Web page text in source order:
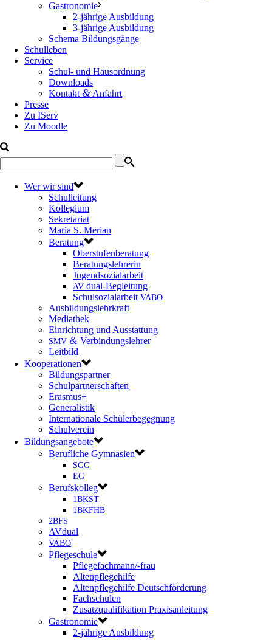
Gastronomie
2-jährige Ausbildung
3-jährige Ausbildung
Schema Bildungsgänge
Schulleben
Service
Schul- und Hausordnung
Downloads
Kontakt & Anfahrt
Presse
Zu IServ
Zu Moodle
Wer wir sind
Schulleitung
Kollegium
Sekretariat
Maria S. Merian
Beratung
Oberstufenberatung
Beratungslehrerin
Jugendsozialarbeit
AV dual-Begleitung
Schulsozialarbeit VABO
Ausbildungslehrkraft
Mediathek
Einrichtung und Ausstattung
SMV & Verbindungslehrer
Leitbild
Kooperationen
Bildungspartner
Schulpartnerschaften
Erasmus+
Generalistik
Internationale Schülerbegegnung
Schulverein
Bildungsangebote
Berufliche Gymnasien
SGG
EG
Berufskolleg
1BKST
1BKFHB
2BFS
AVdual
VABO
Pflegeschule
Pflegefachmann/-frau
Altenpflegehilfe
Altenpflegehilfe Deutschförderung
Fachschulen
Zusatzqualifikation Praxisanleitung
Gastronomie
2-jährige Ausbildung